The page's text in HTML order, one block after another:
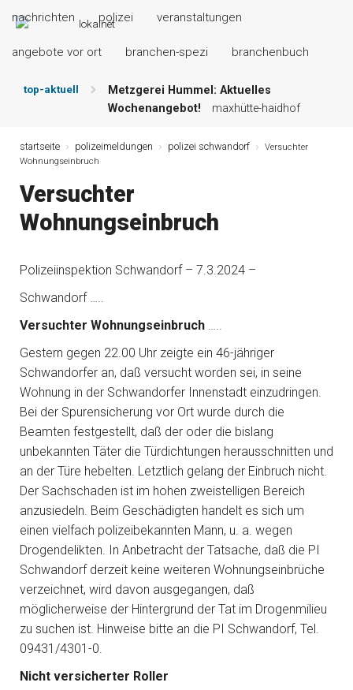
nachrichten polizei veranstaltungen
angebote vor ort branchen-spezi branchenbuch
top-aktuell
Metzgerei Hummel: Aktuelles
Wochenangebot!
maxhütte-haidhof
Grillspezialitäten u.v.m.!
kallmünz
Der „deutsche Michel“ muss nun
zahlen! kommentare & serien &
leserbriefe
Angebot … maxhütte-haidhof
startseite polizeimeldungen polizei schwandorf
Versuchter
Wohnungseinbruch
Versuchter
Wohnungseinbruch
Polizeiinspektion Schwandorf – 7.3.2024 –
Schwandorf …..
Versuchter Wohnungseinbruch …..
Gestern gegen 22.00 Uhr zeigte ein 46-jähriger
Schwandorfer an, daß versucht worden sei, in seine
Wohnung in der Schwandorfer Innenstadt einzudringen.
Bei der Spurensicherung vor Ort wurde durch die
Beamten festgestellt, daß der oder die bislang
unbekannten Täter die Türdichtungen herausschnitten und
an der Türe hebelten. Letztlich gelang der Einbruch nicht.
Der Sachschaden ist im hohen zweistelligen Bereich
anzusiedeln. Beim Geschädigten handelt es sich um
einen vielfach polizeibekannten Mann, u. a. wegen
Drogendelikten. In Anbetracht der Tatsache, daß die PI
Schwandorf derzeit keine weiteren Wohnungseinbrüche
verzeichnet, wird davon ausgegangen, daß
möglicherweise der Hintergrund der Tat im Drogenmilieu
zu suchen ist. Hinweise bitte an die PI Schwandorf, Tel.
09431/4301-0.
Nicht versicherter Roller